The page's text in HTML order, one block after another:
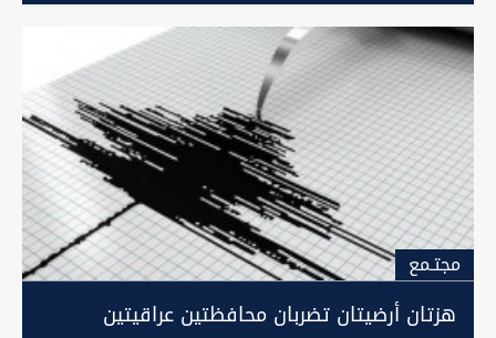
مجتـمع
هزتان أرضيتان تضربان محافظتين عراقيتين